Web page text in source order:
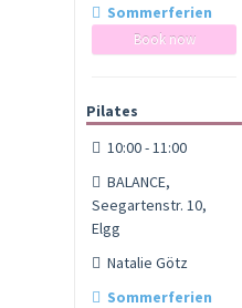
Sommerferien
Book now
Pilates
10:00 - 11:00
BALANCE,
Seegartenstr. 10,
Elgg
Natalie Götz
Sommerferien